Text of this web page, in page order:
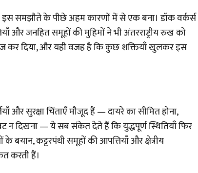
इस समझौते के पीछे अहम कारणों में से एक बना। डॉक वर्कर्स
और जनहित समूहों की मुहिमों ने भी अंतरराष्ट्रीय रुख को
कर दिया, और यही वजह है कि कुछ शक्तियाँ खुलकर इस
और सुरक्षा चिंताएँ मौजूद हैं — दायरे का सीमित होना,
न दिखना — ये सब संकेत देते हैं कि युद्धपूर्ण स्थितियाँ फिर
बयान, कट्टरपंथी समूहों की आपत्तियाँ और क्षेत्रीय
करती हैं।